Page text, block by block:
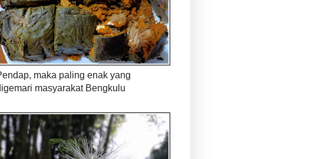
maka paling enak yang
masyarakat Bengkulu